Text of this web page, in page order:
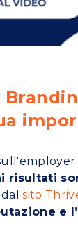
risultati
dalsito
e